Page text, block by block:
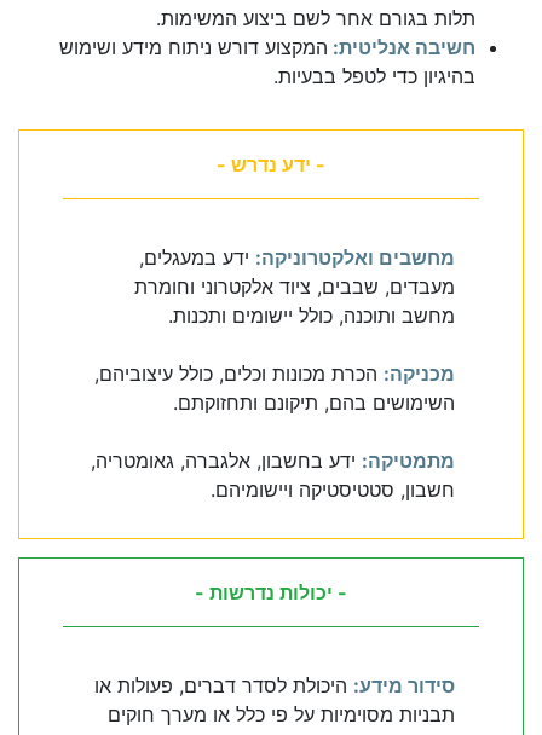
תלות בגורם אחר לשם ביצוע המשימות.
חשיבה אנליטית: המקצוע דורש ניתוח מידע ושימוש
בהיגיון כדי לטפל בבעיות.
- ידע נדרש -
מחשבים ואלקטרוניקה: ידע במעגלים,
מעבדים, שבבים, ציוד אלקטרוני וחומרת
מחשב ותוכנה, כולל יישומים ותכנות.
מכניקה: הכרת מכונות וכלים, כולל עיצוביהם,
השימושים בהם, תיקונם ותחזוקתם.
מתמטיקה: ידע בחשבון, אלגברה, גאומטריה,
חשבון, סטטיסטיקה ויישומיהם.
- יכולות נדרשות -
סידור מידע: היכולת לסדר דברים, פעולות או
תבניות מסוימיות על פי כלל או מערך חוקים